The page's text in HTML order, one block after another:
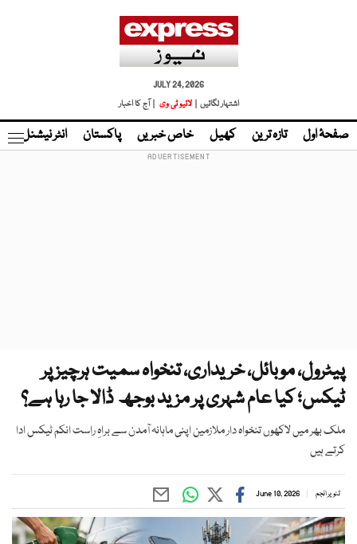
JULY 24, 2026
اشتہار لگائیں |
لائیو ٹی وی | آج کا اخبار
صفحۂ اول تازہ ترین کھیل خاص خبریں پاکستان انٹر نیشنل
پیٹرول، موبائل، خریداری، تنخواہ سمیت ہرچیز پر
ٹیکس؛ کیا عام شہری پر مزید بوجھ ڈالا جا رہا ہے؟
ملک بھر میں لاکھوں تنخواہ دار ملازمین اپنی ماہانہ آمدن سے براہِ راست انکم ٹیکس ادا
کرتے ہیں
تنویر انجم June 10, 2026